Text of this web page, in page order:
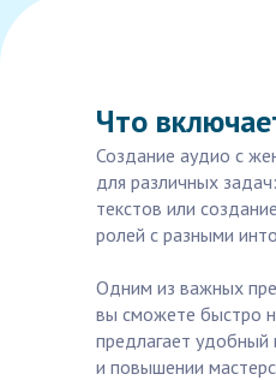
Что
Создание аудио с
для различных
текстов или
ролей с разными
Одним из важных
вы сможете быстро
предлагает
и повышении